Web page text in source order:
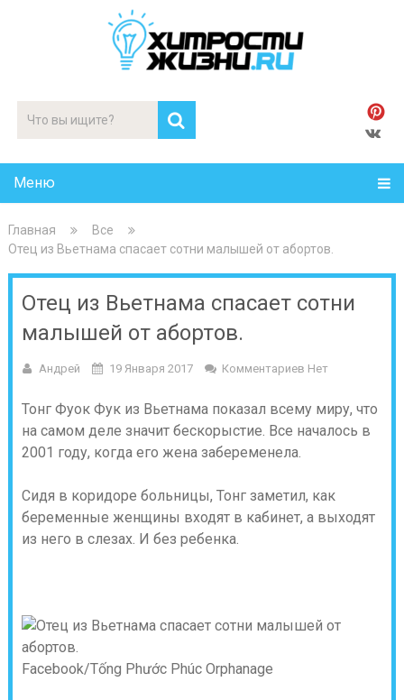
Меню
Главная
Все
Отец из Вьетнама спасает сотни малышей от абортов.
Отец из Вьетнама спасает сотни
малышей от абортов.
Андрей 19 Января 2017 Комментариев Нет
Тонг Фуок Фук из Вьетнама показал всему миру, что
на самом деле значит бескорыстие. Все началось в
2001 году, когда его жена забеременела.
Сидя в коридоре больницы, Тонг заметил, как
беременные женщины входят в кабинет, а выходят
из него в слезах. И без ребенка.
Facebook/Tống Phước Phúc Orphanage